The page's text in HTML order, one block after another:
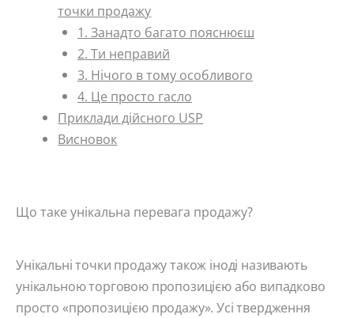
точки продажу
1. Занадто багато пояснюєш
2. Ти неправий
3. Нічого в тому особливого
4. Це просто гасло
Приклади дійсного USP
Висновок
Що таке унікальна перевага продажу?
Унікальні точки продажу також іноді називають
унікальною торговою пропозицією або випадково
просто «пропозицією продажу». Усі твердження